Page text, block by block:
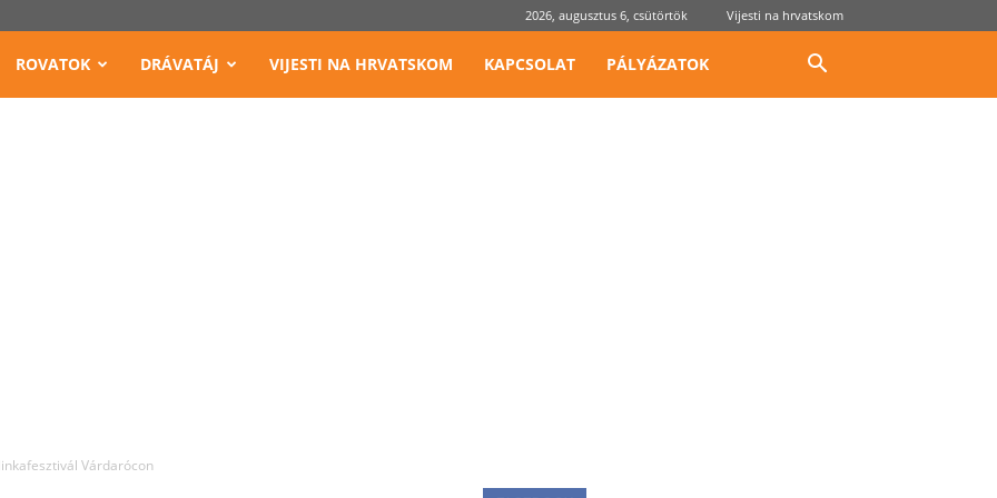
2026, augusztus 6, csütörtök Vijesti na hrvatskom
ROVATOK DRÁVATÁJ VIJESTI NA HRVATSKOM KAPCSOLAT PÁLYÁZATOK
Várdarócon